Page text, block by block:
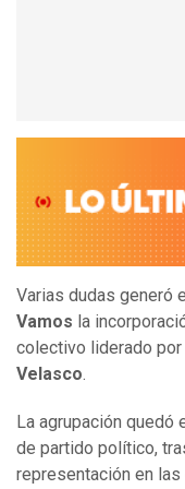
Varias dudas generó
Vamos la
colectivo liderado por
Velasco.
La agrupación quedó
de partido político,
representación en